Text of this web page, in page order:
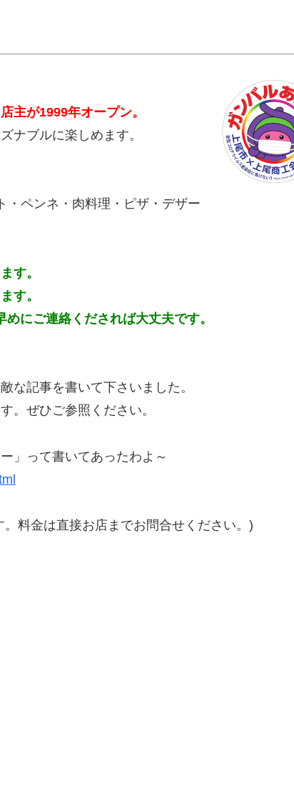
主が1999年オープン。
ナブルに楽しめます。
・ペンネ・肉料理・ピザ・デザー
す。
す。
にご連絡くだされば大丈夫です。
な記事を書いて下さいました。
。ぜひご参照ください。
」って書いてあったわよ～
料金は直接お店までお問合せください。)